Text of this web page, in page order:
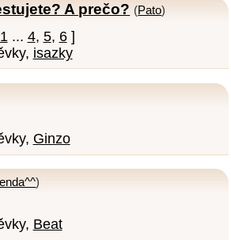
A prečo? (Pato)
1 ... 4, 5, 6]
isazky
Ginzo
)
Beat